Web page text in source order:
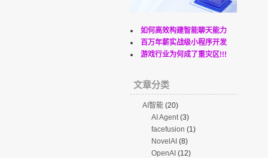
如何高效构建智能聊天能力
百万年薪实战级小程序开发
游戏行业为何成了重灾区!!!
文章分类
AI智能(20)
AI Agent(3)
facefusion (1)
NovelAI(8)
OpenAI(12)